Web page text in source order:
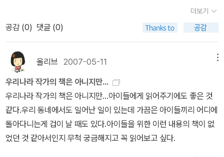
대표 도서 <이럴 땐 싫다고 말해요!>, 어린이 성폭력을 정면으로 다
룬 첫 책 <슬픈 란돌린>, 성폭력 피해를 입은 어린이가 직접 쓰고 그
길러주세요 <내 몸은 나의 것>
하지요그리고 그 먼 하늘나라에서 언제나 지켜보면서 주인이 행복하
기를 바라는 마음참 사랑스러운 그림책이다, 참 재미난 그림책이다꽥
꽥 부인은아기가 태어나자 못난 아이들은 쳐다보지도 않고 이쁜 아이
만 챙기지요못생겨서 엄마 사랑을 받지 못하는 여섯형제들은 그래도
아주 꿋꿋하게 헤엄치는 법도 배우고먹이 잡는 법도 배우지요정말 너
무한 엄마 아닌가 싶다하지만 부모도 자식중에 편애를 하겠지요하지
만 모두 사랑스러운 아이들인데,,성폭력에 관한 그림책한부모 가정의
아이 아빠 혼자서 아이를 키우면서 집안일도 해야 하고회사일도 해야
하고 요즘 점점 더 많아 지고 있는 한가정,,그 문제를 살며서 들여다
볼 수있는 그림책많은 이들의 도움과 관심이 필요할것 같다,,똑똑 한
더보기
공감 (0) 댓글 (0)
올리브 2007-05-11
우리나라 작가의 책은 아니지만...
우리나라 작가의 책은 아니지만...아이들에게 읽어주기에도 좋은 것
같다.우리 동네에서도 일어난 일이 있는데 가끔은 아이들끼리 어디에
돌아다니는게 겁이 날 때도 있다.아이들을 위한 이런 내용의 책이 없
었던 것 같아서인지 무척 궁금해지고 꼭 읽어보고 싶다.